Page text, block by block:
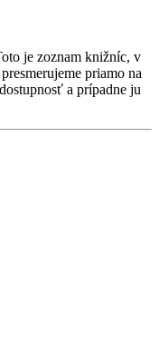
je zoznam knižníc, v
priamo na
a prípadne ju